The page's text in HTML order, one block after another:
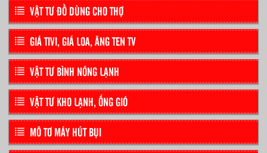
VẬT TƯ ĐỒ DÙNG CHO THỢ
GIÁ TIVI, GIÁ LOA, ĂNG TEN TV
VẬT TƯ BÌNH NÓNG LẠNH
VẬT TƯ KHO LẠNH, ỐNG GIÓ
MÔ TƠ MÁY HÚT BỤI